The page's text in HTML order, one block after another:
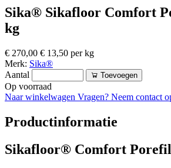
Sika® Sikafloor Comfort
kg
€ 270,00 € 13,50 per kg
Merk: Sika®
Aantal
Toevoegen
Op voorraad
Naar winkelwagen Vragen? Neem contact
Productinformatie
Sikafloor® Comfort